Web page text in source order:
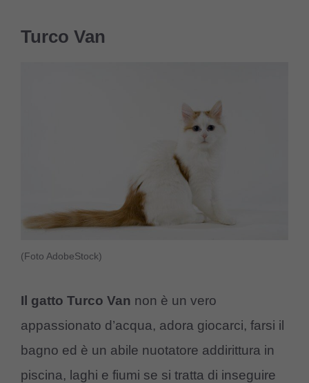
Turco Van
(Foto AdobeStock)
Il gatto Turco Van non è un vero
appassionato d’acqua, adora giocarci, farsi il
bagno ed è un abile nuotatore addirittura in
piscina, laghi e fiumi se si tratta di inseguire